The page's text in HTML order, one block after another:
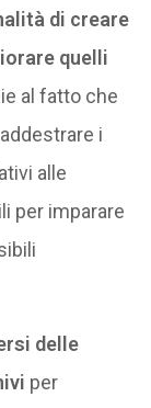
di creare
quelli
al fatto che
i
alle
per imparare
delle
per